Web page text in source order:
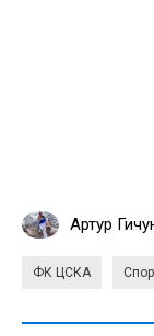
Артур
ФК ЦСКА